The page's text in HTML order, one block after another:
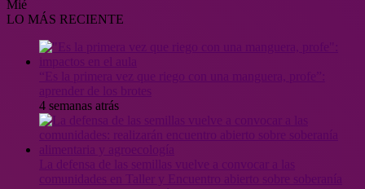
Mié
LO MÁS RECIENTE
4 semanas atrás